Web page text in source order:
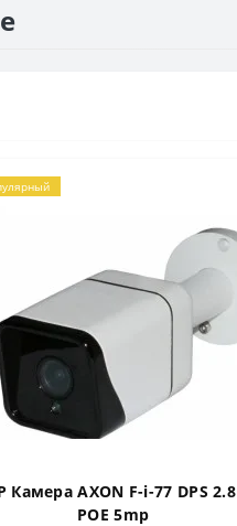
Камера AXON F-i-77 DPS 2.8
POE 5mp